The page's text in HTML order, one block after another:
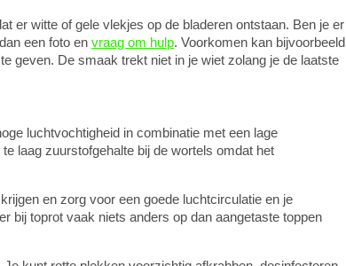
er witte of gele vlekjes op de bladeren ontstaan. Ben je er
een foto en vraag om hulp. Voorkomen kan bijvoorbeeld
geven. De smaak trekt niet in je wiet zolang je de laatste
luchtvochtigheid in combinatie met een lage
laag zuurstofgehalte bij de wortels omdat het
en zorg voor een goede luchtcirculatie en je
bij toprot vaak niets anders op dan aangetaste toppen